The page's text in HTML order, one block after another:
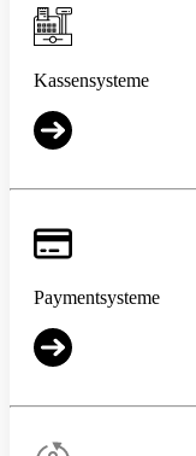
Kassensysteme
Paymentsysteme